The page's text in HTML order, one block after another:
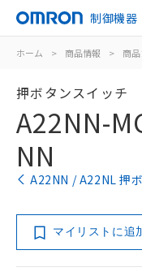
制御機器
ホーム > 商品情報 > 商
押ボタンスイッチ
A22NN-
NN
A22NN / A22NL 押
マイリストに追